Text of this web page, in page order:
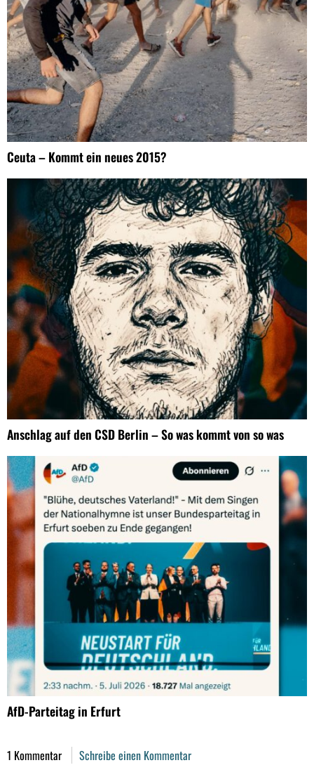
Ceuta – Kommt ein neues 2015?
Anschlag auf den CSD Berlin – So was kommt von so was
AfD-Parteitag in Erfurt
1 Kommentar Schreibe einen Kommentar